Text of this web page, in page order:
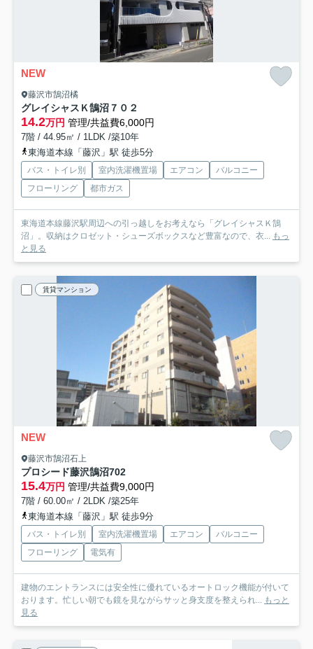
NEW
藤沢市鵠沼橘
グレイシャスＫ鵠沼７０２
14.2万円 管理/共益費6,000円
7階 / 44.95㎡ / 1LDK /築10年
東海道本線「藤沢」駅 徒歩5分
バス・トイレ別 室内洗濯機置場 エアコン
バルコニー
フローリング
都市ガス
東海道本線藤沢駅周辺への引っ越しをお考えなら「グレイシャスＫ鵠
沼」。収納はクロゼット・シューズボックスなど豊富なので、衣... もっ
と見る
賃貸マンション
NEW
藤沢市鵠沼石上
プロシード藤沢鵠沼702
15.4万円 管理/共益費9,000円
7階 / 60.00㎡ / 2LDK /築25年
東海道本線「藤沢」駅 徒歩9分
バス・トイレ別 室内洗濯機置場 エアコン
バルコニー
フローリング
電気有
建物のエントランスには安全性に優れているオートロック機能が付いて
おります。忙しい朝でも鏡を見ながらサッと身支度を整えられ... もっと
見る